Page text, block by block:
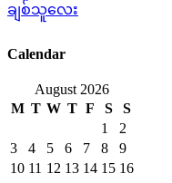
ချစ်သူလေး
Calendar
August 2026
M T W T F S
S
1
2
3
4 5 6 7 8
9
10 11 12 13 14 15 16